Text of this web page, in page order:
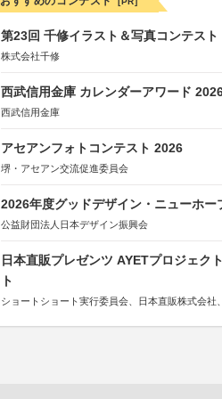
第23回 千修イラスト＆写真コンテスト
株式会社千修
西武信用金庫 カレンダーアワード
西武信用金庫
アセアンフォトコンテスト 2026
堺・アセアン交流促進委員会
2026年度グッドデザイン・ニューホー
公益財団法人日本デザイン振興会
日本直販プレゼンツ AYETプロジェク
ト
ショートショート実行委員会、日本直販株式会社